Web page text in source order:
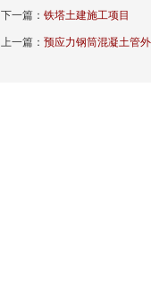
下一篇： 铁塔土建施工项目
上一篇： 预应力钢筒混凝土管